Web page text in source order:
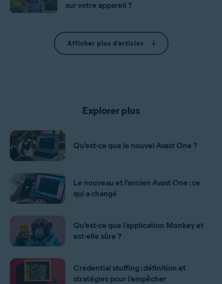
sur votre appareil ?
Afficher plus d’articles
Explorer plus
Qu’est-ce que le nouvel Avast One ?
Le nouveau et l’ancien Avast One : ce
qui a changé
Qu’est-ce que l’application Monkey et
est-elle sûre ?
Credential stuffing : définition et
stratégies pour l’empêcher